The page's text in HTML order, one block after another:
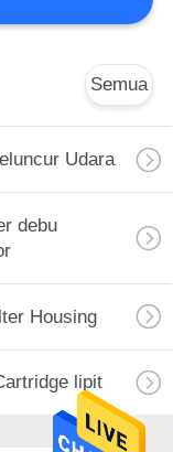
14
17
Semua
Udara
debu
Housing
lipit